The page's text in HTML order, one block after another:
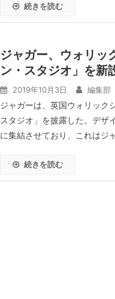
続きを読む
ジャガー、ウォリッ
ン・スタジオ」を新
2019年10月3日 編集部
ジャガーは、英国ウォリック
スタジオ」を披露した。デザ
に集結させており、これは
続きを読む